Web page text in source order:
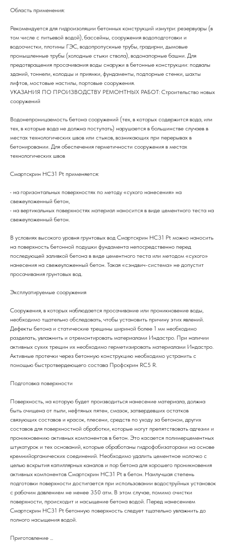
Область применения:
Рекомендуется для гидроизоляции бетонных конструкций изнутри: резервуары (в
том числе с питьевой водой), бассейны, сооружения водоподготовки и
водоочистки, плотины ГЭС, водопропускные трубы, градирни, дымовые
промышленные трубы (холодные стыки ствола), водонапорные башни. Для
предотвращения просачивания воды снаружи в бетонные конструкции: подвалы
зданий, тоннели, колодцы и приямки, фундаменты, подпорные стенки, шахты
лифтов, мостовые настилы, портовые сооружения.
УКАЗАНИЯ ПО ПРОИЗВОДСТВУ РЕМОНТНЫХ РАБОТ: Строительство новых
сооружений
Водонепроницаемость бетона сооружений (тех, в которых содержится вода, или
тех, в которые вода не должна поступать) нарушается в большинстве случаев в
местах технологических швов или стыков, возникающих при перерывах в
бетонировании. Для обеспечения герметичности сооружения в местах
технологических швов
Смартскрин HC31 Pt применяется:
• на горизонтальных поверхностях по методу «сухого нанесения» на
свежеуложенный бетон,
• на вертикальных поверхностях материал наносится в виде цементного теста на
свежеуложенный бетон.
В условиях высокого уровня грунтовых вод Смартскрин HC31 Pt можно наносить
на поверхность бетонной подушки фундамента непосредственно перед
последующей заливкой бетона в виде цементного теста или методом «сухого»
нанесения на свежеуложенный бетон. Такая «сэндвич-система» не допустит
просачивания грунтовых вод.
Эксплуатируемые сооружения
Сооружения, в которых наблюдается просачивание или проникновение воды,
необходимо тщательно обследовать, чтобы установить причину этих явлений.
Дефекты бетона и статические трещины шириной более 1 мм необходимо
разделать, увлажнить и отремонтировать материалами Индастро. При наличии
активных сухих трещин их необходимо герметизировать материалами Индастро.
Активные протечки через бетонную конструкцию необходимо устранить с
помощью быстротвердеющего состава Профскрин RC5 R.
Подготовка поверхности
Поверхность, на которую будет производиться нанесение материала, должна
быть очищена от пыли, нефтяных пятен, смазок, затвердевших остатков
связующих составов и красок, плесени, средств по уходу за бетоном, других
составов для поверхностной обработки, которые могут препятствовать адгезии и
проникновению активных компонентов в бетон. Это касается полимерцементных
штукатурок и тех оснований, которые обработаны гидрофобизаторами на основе
кремнийорганических соединений. Необходимо удалить цементное молочко с
целью вскрытия капиллярных каналов и пор бетона для хорошего проникновения
активных компонентов Смартскрин HC31 Pt в бетон. Наилучшая степень
подготовки поверхности достигается при использовании водоструйных установок
с рабочим давлением не менее 350 атм. В этом случае, помимо очистки
поверхности, происходит и насыщение бетона водой. Перед нанесением
Смартскрин HC31 Pt бетонную поверхность следует тщательно увлажнить до
полного насыщения водой.
Приготовление ...